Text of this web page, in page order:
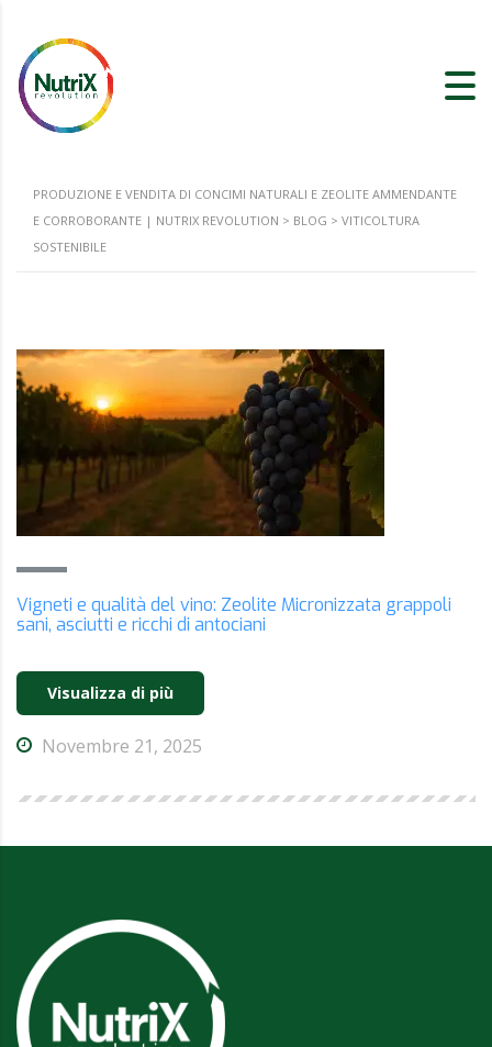
PRODUZIONE E VENDITA DI CONCIMI NATURALI E ZEOLITE AMMENDANTE
E CORROBORANTE | NUTRIX REVOLUTION > BLOG > VITICOLTURA
SOSTENIBILE
Vigneti e qualità del vino: Zeolite Micronizzata grappoli
sani, asciutti e ricchi di antociani
Visualizza di più
Novembre 21, 2025